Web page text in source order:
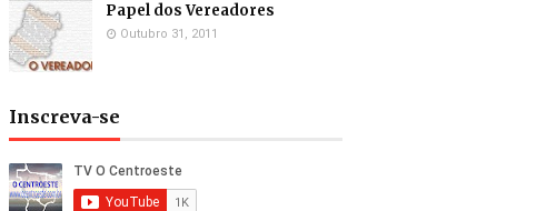
Papel dos Vereadores
Outubro 31, 2011
Inscreva-se